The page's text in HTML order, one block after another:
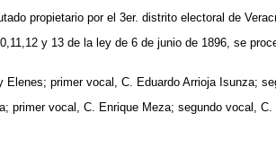
propietario por el 3er. distrito electoral de
y 13 de la ley de 6 de junio de 1896, se
primer vocal, C. Eduardo Arrioja Isunza;
primer vocal, C. Enrique Meza; segundo vocal,